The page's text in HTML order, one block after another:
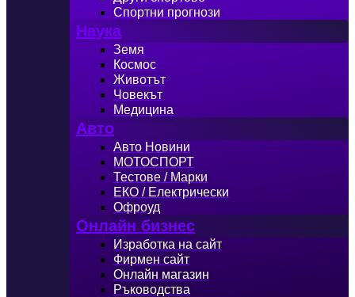
Спортни прогнози
Наука
Земя
Космос
Животът
Човекът
Медицина
Авто
Авто Новини
МОТОСПОРТ
Тестове / Марки
ЕКО / Електрически
Офроуд
Онлайн бизнес
Изработка на сайт
Фирмен сайт
Онлайн магазин
Ръководства